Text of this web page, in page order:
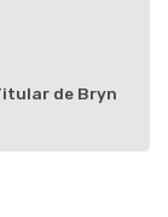
de Bryn